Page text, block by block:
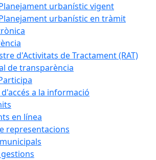
urbanístic vigent
urbanístic en tràmit
d'Activitats de Tractament (RAT)
de transparència
a la informació
en línea
representacions